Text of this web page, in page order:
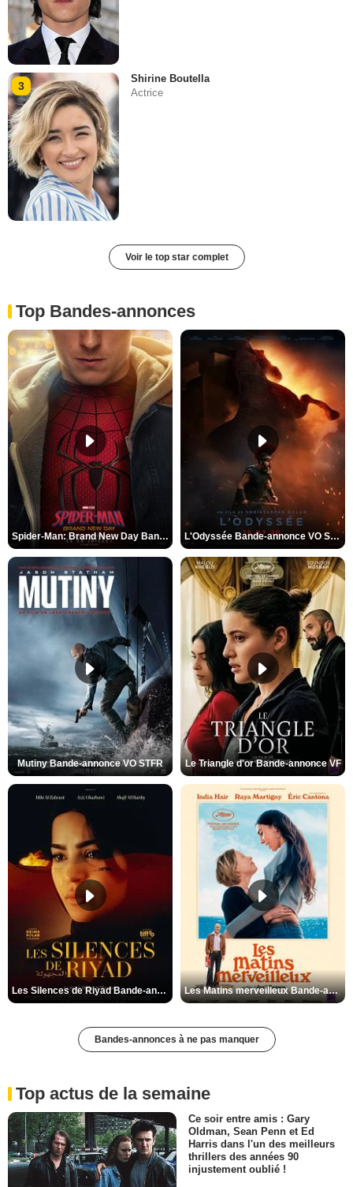
3
Shirine Boutella
Actrice
Voir le top star complet
Top Bandes-annonces
Spider-Man: Brand New Day Bande-annonce VO STFR L'Odyssée Bande-annonce VO STFR
Mutiny Bande-annonce VO STFR Le Triangle d'or Bande-annonce VF
Les Silences de Riyad Bande-annonce VO STFR Les Matins merveilleux Bande-annonce VF
Bandes-annonces à ne pas manquer
Top actus de la semaine
Ce soir entre amis : Gary
Oldman, Sean Penn et Ed
Harris dans l'un des meilleurs
thrillers des années 90
injustement oublié !